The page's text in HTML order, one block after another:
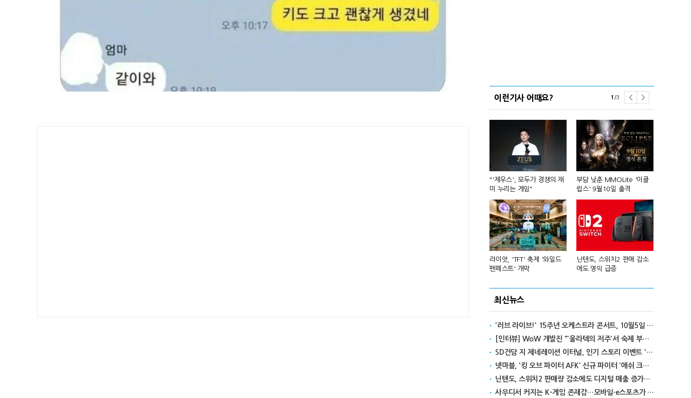
이런기사 어때요? 1 /3
"'제우스', 모두가 경쟁의 재
미 누리는 게임"
부담 낮춘 MMOLite '이클
립스' 9월10일 출격
라이엇, 'TFT' 축제 '와일드
팬페스트' 개막
닌텐도, 스위치2 판매 감소
에도 영익 급증
최신뉴스
'러브 라이브!' 15주년 오케스트라 콘서트, 10월5일 한국서 첫 해외 공연
[인터뷰] WoW 개발진 "'울라텍의 저주'서 숙제 부담 줄이고 보상 높여"
SD건담 지 제네레이션 이터널, 인기 스토리 이벤트 '라크로아의 용사' 재개최
넷마블, '킹 오브 파이터 AFK' 신규 파이터 '애쉬 크림존' 업데이트
닌텐도, 스위치2 판매량 감소에도 디지털 매출 증가로 영익 급증
사우디서 커지는 K-게임 존재감…모바일·e스포츠가 이끌었다